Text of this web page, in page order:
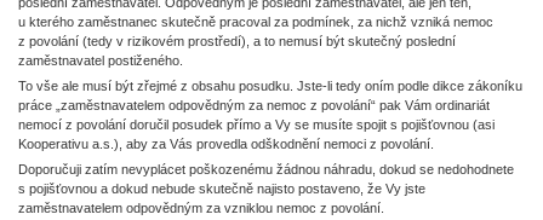
u kterého zaměstnanec skutečně pracoval za podmínek, za nichž vzniká nemoc
z povolání (tedy v rizikovém prostředí), a to nemusí být skutečný poslední
zaměstnavatel postiženého.
To vše ale musí být zřejmé z obsahu posudku. Jste-li tedy oním podle dikce zákoníku
práce „zaměstnavatelem odpovědným za nemoc z povolání“ pak Vám ordinariát
nemocí z povolání doručil posudek přímo a Vy se musíte spojit s pojišťovnou (asi
Kooperativu a.s.), aby za Vás provedla odškodnění nemoci z povolání.
Doporučuji zatím nevyplácet poškozenému žádnou náhradu, dokud se nedohodnete
s pojišťovnou a dokud nebude skutečně najisto postaveno, že Vy jste
zaměstnavatelem odpovědným za vzniklou nemoc z povolání.